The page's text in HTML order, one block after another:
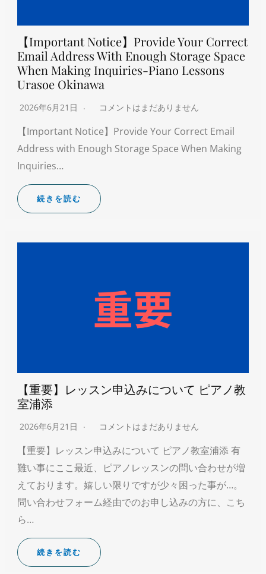
【Important Notice】Provide Your Correct
Email Address With Enough Storage Space
When Making Inquiries-Piano Lessons
Urasoe Okinawa
2026年6月21日 コメントはまだありません
【Important Notice】Provide Your Correct Email
Address with Enough Storage Space When Making
Inquiries…
続きを読む
【重要】レッスン申込みについて ピアノ教
室浦添
2026年6月21日 コメントはまだありません
【重要】レッスン申込みについて ピアノ教室浦添 有
難い事にここ最近、ピアノレッスンの問い合わせが増
えております。嬉しい限りですが少々困った事が…。
問い合わせフォーム経由でのお申し込みの方に、こち
ら…
続きを読む